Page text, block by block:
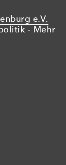
e.V.
- Mehr